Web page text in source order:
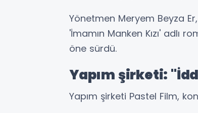
Yönetmen Meryem Beyza
'İmamın Manken Kızı' adlı
öne sürdü.
Yapım şirketi:
Yapım şirketi Pastel Film,